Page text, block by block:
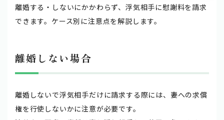
離婚する・しないにかかわらず、浮気相手に慰謝料を請求
できます。ケース別に注意点を解説します。
離婚しない場合
離婚しないで浮気相手だけに請求する際には、妻への求償
権を行使しないかに注意が必要です。